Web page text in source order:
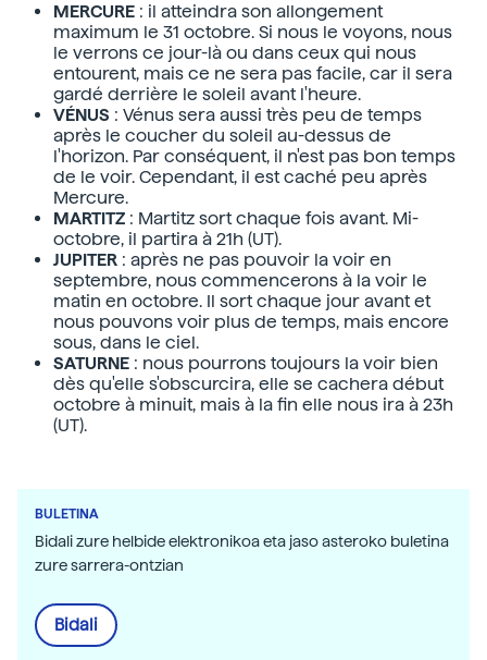
MERCURE : il atteindra son allongement
maximum le 31 octobre. Si nous le voyons, nous
le verrons ce jour-là ou dans ceux qui nous
entourent, mais ce ne sera pas facile, car il sera
gardé derrière le soleil avant l'heure.
VÉNUS : Vénus sera aussi très peu de temps
après le coucher du soleil au-dessus de
l'horizon. Par conséquent, il n'est pas bon temps
de le voir. Cependant, il est caché peu après
Mercure.
MARTITZ : Martitz sort chaque fois avant. Mi-
octobre, il partira à 21h (UT).
JUPITER : après ne pas pouvoir la voir en
septembre, nous commencerons à la voir le
matin en octobre. Il sort chaque jour avant et
nous pouvons voir plus de temps, mais encore
sous, dans le ciel.
SATURNE : nous pourrons toujours la voir bien
dès qu'elle s'obscurcira, elle se cachera début
octobre à minuit, mais à la fin elle nous ira à 23h
(UT).
BULETINA
Bidali zure helbide elektronikoa eta jaso asteroko buletina
zure sarrera-ontzian
Bidali